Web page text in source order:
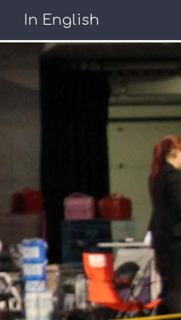
In English